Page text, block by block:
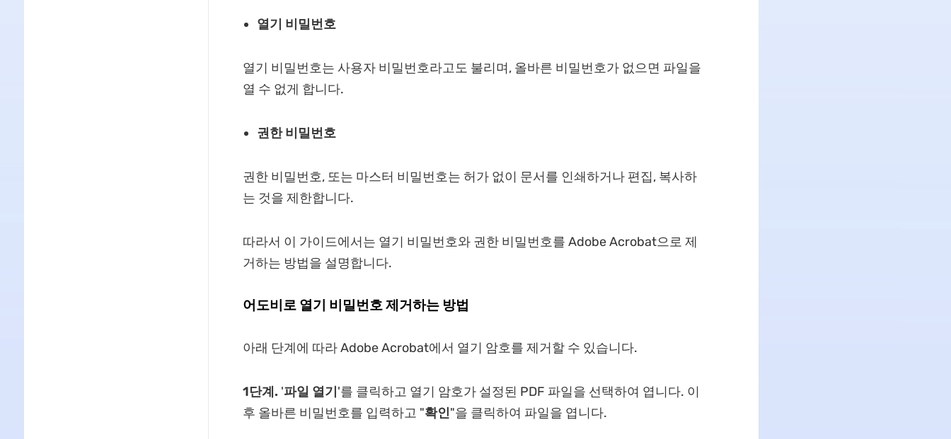
열기 비밀번호
열기 비밀번호는 사용자 비밀번호라고도 불리며, 올바른 비밀번호가 없으면 파일을
열 수 없게 합니다.
권한 비밀번호
권한 비밀번호, 또는 마스터 비밀번호는 허가 없이 문서를 인쇄하거나 편집, 복사하
는 것을 제한합니다.
따라서 이 가이드에서는 열기 비밀번호와 권한 비밀번호를 Adobe Acrobat으로 제
거하는 방법을 설명합니다.
어도비로 열기 비밀번호 제거하는 방법
아래 단계에 따라 Adobe Acrobat에서 열기 암호를 제거할 수 있습니다.
1단계. '파일 열기 '를 클릭하고 열기 암호가 설정된 PDF 파일을 선택하여 엽니다. 이
후 올바른 비밀번호를 입력하고 "확인"을 클릭하여 파일을 엽니다.